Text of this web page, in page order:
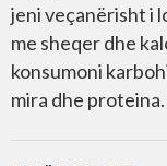
jeni veçanërisht i
me sheqer dhe
konsumoni
mira dhe proteina.